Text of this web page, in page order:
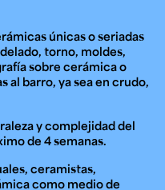
únicas o seriadas
torno, moldes,
sobre cerámica o
al barro, ya sea en crudo,
y complejidad del
de 4 semanas.
ceramistas,
como medio de